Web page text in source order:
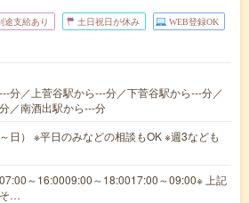
途支給あり 土日祝日が休み WEB登録OK
分／上菅谷駅から---分／下菅谷駅から---分／
／南酒出駅から---分
日） ※平日のみなどの相談もOK ※週3なども
07:00～16:0009:00～18:0017:00～09:00※ 上記
…